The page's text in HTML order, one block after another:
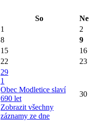
So
Ne
1
2
8
9
15
16
22 23
29
1
Obec Modletice slaví
690 let
Zobrazit všechny
záznamy ze dne
30